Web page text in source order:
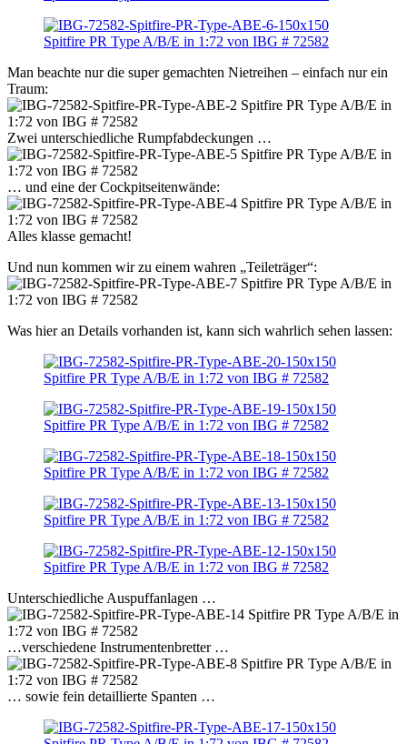
Man beachte nur die super gemachten Nietreihen – einfach nur ein
Traum:
Zwei unterschiedliche Rumpfabdeckungen …
… und eine der Cockpitseitenwände:
Alles klasse gemacht!
Und nun kommen wir zu einem wahren „Teileträger“:
Was hier an Details vorhanden ist, kann sich wahrlich sehen lassen:
Unterschiedliche Auspuffanlagen …
…verschiedene Instrumentenbretter …
… sowie fein detaillierte Spanten …